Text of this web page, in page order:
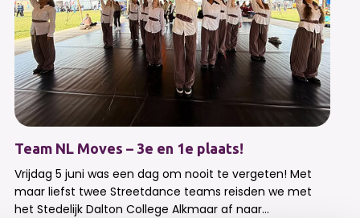
Team NL Moves – 3e en 1e plaats!
Vrijdag 5 juni was een dag om nooit te vergeten! Met
maar liefst twee Streetdance teams reisden we met
het Stedelijk Dalton College Alkmaar af naar...